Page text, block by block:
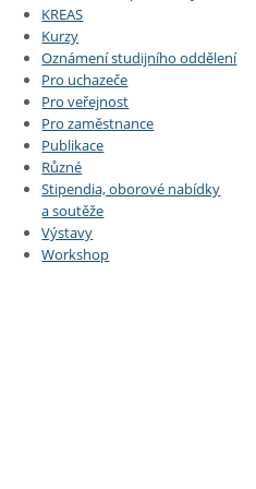
KREAS
Kurzy
Oznámení studijního oddělení
Pro uchazeče
Pro veřejnost
Pro zaměstnance
Publikace
Různé
Stipendia, oborové nabídky
a soutěže
Výstavy
Workshop